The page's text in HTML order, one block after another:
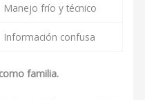
Manejo frío y técnico
Información confusa
familia.